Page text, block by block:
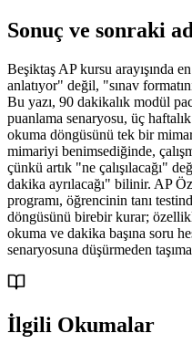
Sonuç ve sonraki
Beşiktaş AP kursu arayışında
anlatıyor" değil, "sınav
Bu yazı, 90 dakikalık modül
puanlama senaryosu, üç
okuma döngüsünü tek bir
mimariyi benimsediğinde,
çünkü artık "ne çalışılacağı"
dakika ayrılacağı" bilinir. AP
programı, öğrencinin tanı
döngüsünü birebir kurar;
okuma ve dakika başına soru
senaryosuna düşürmeden
İlgili Okumalar